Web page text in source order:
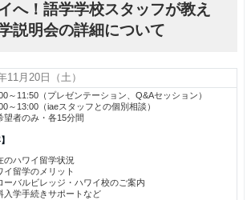
へ！語学学校スタッフが教え
説明会の詳細について
11月20日（土）
～11:50（プレゼンテーション、Q&Aセッション）
～13:00（iaeスタッフとの個別相談）
者のみ・各15分間
のハワイ留学状況
イ留学のメリット
ーバルビレッジ・ハワイ校のご案内
入学手続きサポートなど